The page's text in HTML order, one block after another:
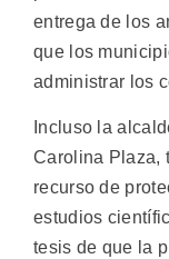
entrega de los
que los
administrar los
Incluso la
Carolina Plaza,
recurso de
estudios
tesis de que la